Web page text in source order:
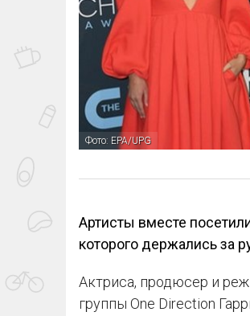
Фото: EPA/UPG
Артисты вместе
которого держались за
Актриса, продюсер и
группы One Direction